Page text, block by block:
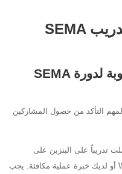
الأسئلة المتداولة حول تدريب SEMA
ما هو مستوى الخبرة المطلوبة لدورة SEMA
التأكد من حصول المشاركين
تدريباً على البنزين على
مستوى المبتدئين في نظام WinOLS أو لديك خبرة عملية مكافئة. يجب